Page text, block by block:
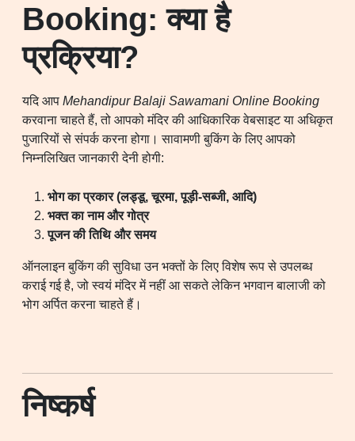
Booking: क्या है
प्रक्रिया?
यदि आप Mehandipur Balaji Sawamani Online Booking
करवाना चाहते हैं, तो आपको मंदिर की आधिकारिक वेबसाइट या अधिकृत
पुजारियों से संपर्क करना होगा। सावामणी बुकिंग के लिए आपको
निम्नलिखित जानकारी देनी होगी:
भोग का प्रकार (लड्डू, चूरमा, पूड़ी-सब्जी, आदि)
भक्त का नाम और गोत्र
पूजन की तिथि और समय
ऑनलाइन बुकिंग की सुविधा उन भक्तों के लिए विशेष रूप से उपलब्ध
कराई गई है, जो स्वयं मंदिर में नहीं आ सकते लेकिन भगवान बालाजी को
भोग अर्पित करना चाहते हैं।
निष्कर्ष